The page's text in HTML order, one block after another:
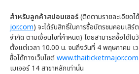
สำหรับลูกค้าสปอนเซอร์(ติดตามรายละเอียดไ
jor.com) จะได้รับสิทธิ์ในการซื้อบัตรชมคอนเสิร์
จำกัด ตามเงื่อนไขที่กำหนด) โดยสามารถซื้อได้
ตั้งแต่เวลา 10.00 น. จนถึงวันที่ 4 พฤษภาคม เ
ซื้อได้ทางเว็บไซต์www.thaiticketmajor.com
เมเจอร์ 14 สาขาหลักเท่านั้น